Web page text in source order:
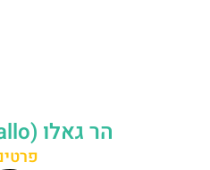
הר גאלו (Monte Gallo)